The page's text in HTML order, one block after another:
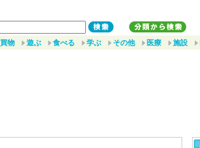
買物 遊ぶ 食べる 学ぶ その他 医療 施設